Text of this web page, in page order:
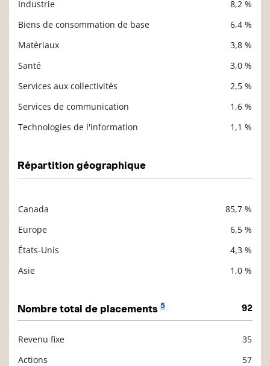
Industrie
8,2 %
Biens de consommation de base
6,4 %
Matériaux
3,8 %
Santé
3,0 %
Services aux collectivités
2,5 %
Services de communication
1,6 %
Technologies de l'information
1,1 %
Répartition géographique
Canada
85,7 %
Europe
6,5 %
États-Unis
4,3 %
Asie
1,0 %
Nombre total de placements 5 92
Revenu fixe
35
Actions
57